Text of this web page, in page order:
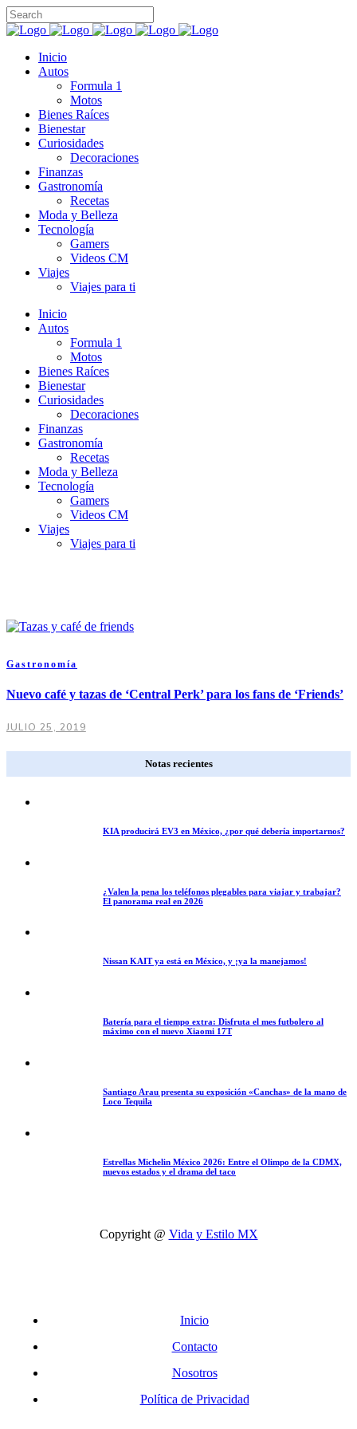
Inicio
Autos
Formula 1
Motos
Bienes Raíces
Bienestar
Curiosidades
Decoraciones
Finanzas
Gastronomía
Recetas
Moda y Belleza
Tecnología
Gamers
Videos CM
Viajes
Viajes para ti
Inicio
Autos
Formula 1
Motos
Bienes Raíces
Bienestar
Curiosidades
Decoraciones
Finanzas
Gastronomía
Recetas
Moda y Belleza
Tecnología
Gamers
Videos CM
Viajes
Viajes para ti
Gastronomía
Nuevo café y tazas de ‘Central Perk’ para los fans de ‘Friends’
JULIO 25, 2019
Notas recientes
KIA producirá EV3 en México, ¿por qué debería importarnos?
¿Valen la pena los teléfonos plegables para viajar y trabajar?
El panorama real en 2026
Nissan KAIT ya está en México, y ¡ya la manejamos!
Batería para el tiempo extra: Disfruta el mes futbolero al
máximo con el nuevo Xiaomi 17T
Santiago Arau presenta su exposición «Canchas» de la mano de
Loco Tequila
Estrellas Michelin México 2026: Entre el Olimpo de la CDMX,
nuevos estados y el drama del taco
Copyright @ Vida y Estilo MX
Inicio
Contacto
Nosotros
Política de Privacidad